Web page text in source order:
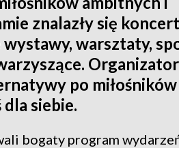
znalazły się
warsztaty,
po miłośników
siebie.
bogaty program